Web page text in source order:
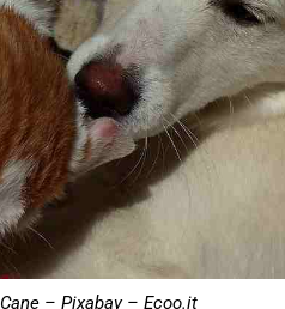
– Pixabay – Ecoo.it